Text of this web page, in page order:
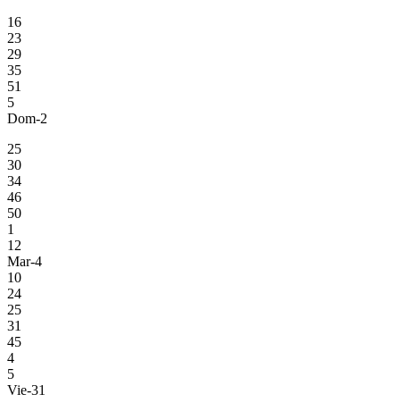
16
23
29
35
51
5
Dom-2
25
30
34
46
50
1
12
Mar-4
10
24
25
31
45
4
5
Vie-31